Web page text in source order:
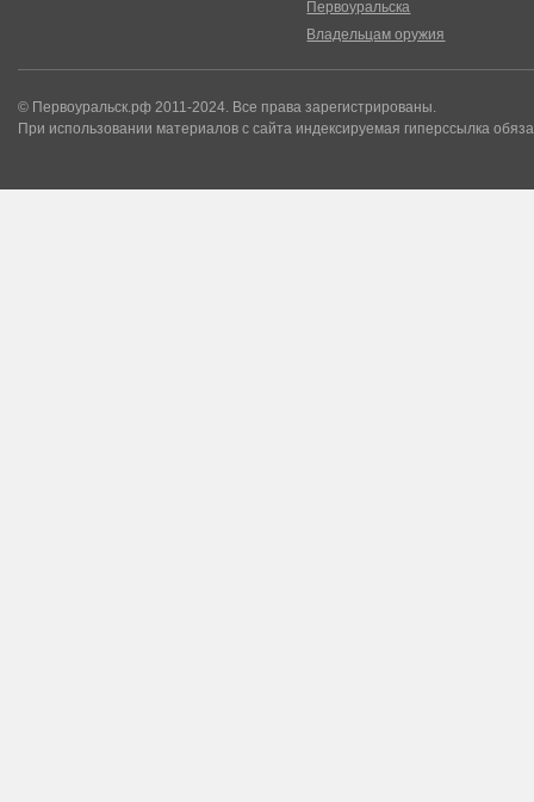
Первоуральска
Владельцам оружия
© Первоуральск.рф 2011-2024. Все права зарегистрированы.
При использовании материалов с сайта индексируемая гиперссылка